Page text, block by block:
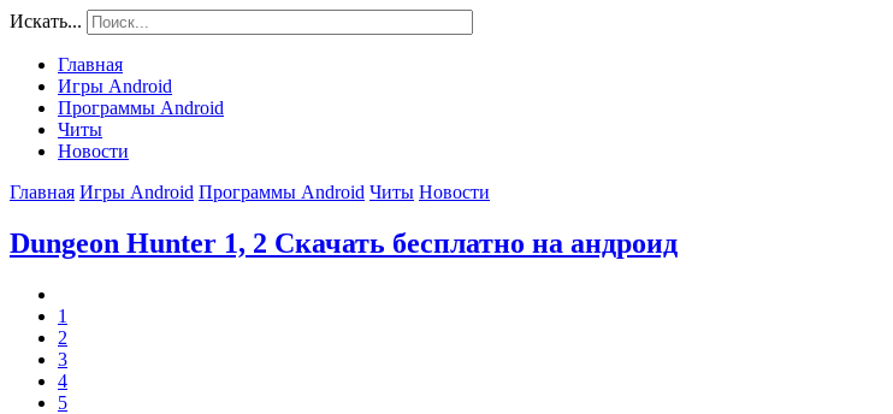
Искать...
Главная
Игры Android
Программы Android
Читы
Новости
Главная Игры Android Программы Android Читы Новости
Dungeon Hunter 1, 2 Скачать бесплатно на андроид
1
2
3
4
5